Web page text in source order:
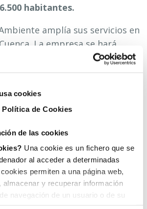
cookies
Política de Cookies
de las cookies
Una cookie es un fichero que se
al acceder a determinadas
permiten a una página web,
almacenar y recuperar información
navegación de un usuario o de su
de la información que contengan y
habitantes.
amplía sus servicios en
La empresa se hará
y gestión de los Residuos
(RSU) de las localidades de
estimada de 6.500
destinará un camión de
de un conductor y dos